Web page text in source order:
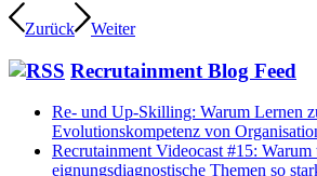
Zurück Weiter
Recrutainment Blog Feed
Re- und Up-Skilling: Warum Lernen
Evolutionskompetenz von
Recrutainment Videocast #15: Warum
eignungsdiagnostische Themen so